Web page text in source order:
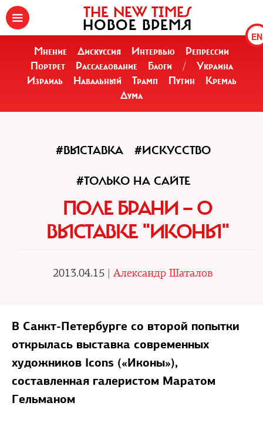
EN
THE NEW TIMES
НОВОЕ ВРЕМЯ
Мнение Дискуссия Интервью
Репрессии
Портрет
Расследование Блоги /
Украина
Израиль
Навальный Трамп Путин
Кремль
Дума
#ВЫСТАВКА #ИСКУССТВО
#ТОЛЬКО НА САЙТЕ
ПОЛЕ БРАНИ — О
ВЫСТАВКЕ "ИКОНЫ"
2013.04.15 | Александр Шаталов
В Санкт-Петербурге со второй попытки
открылась выставка современных
художников Icons («Иконы»),
составленная галеристом Маратом
Гельманом